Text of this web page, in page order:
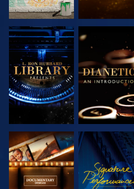
DÉCOUVRIR
LES SÉRIES
DÉCOUVRIR
LES SÉRIES
DÉCOUVRIR
LES SÉRIES
REGARDER